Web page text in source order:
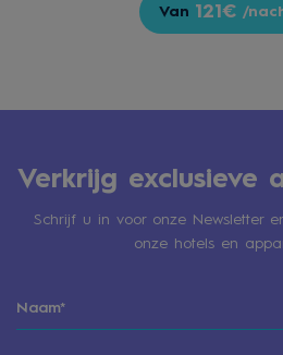
Van 121€ /
Verkrijg exclusieve
Schrijf u in voor onze Newsletter
onze hotels en